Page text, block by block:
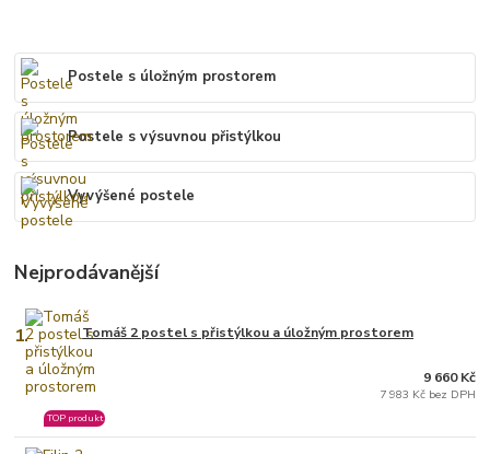
Postele s úložným prostorem
Postele s výsuvnou přistýlkou
Vyvýšené postele
Nejprodávanější
1. Tomáš 2 postel s přistýlkou a úložným prostorem
TOP produkt
9 660 Kč
7 983 Kč bez DPH